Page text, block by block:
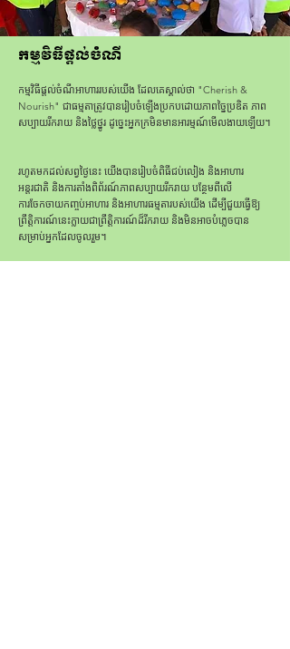
កម្មវិធីផ្តល់ចំណី
កម្មវិធីផ្តល់ចំណីអាហាររបស់យើង ដែលគេស្គាល់ថា "Cherish &
Nourish" ជាធម្មតាត្រូវបានរៀបចំឡើងប្រកបដោយភាពច្នៃប្រឌិត ភាព
សប្បាយរីករាយ និងថ្លៃថ្នូរ ដូច្នេះអ្នកក្រមិនមានអារម្មណ៍មើលងាយឡើយ។
រហូតមកដល់សព្វថ្ងៃនេះ យើងបានរៀបចំពិធីជប់លៀង និងអាហារ
អន្តរជាតិ និងការតាំងពិព័រណ៍ភាពសប្បាយរីក​រាយ បន្ថែមពីលើ
ការចែកចាយកញ្ចប់អាហារ និងអាហារធម្មតារបស់យើង ដើម្បីជួយធ្វើឱ្យ
ព្រឹត្តិការណ៍នេះក្លាយជាព្រឹត្តិការណ៍ដ៏រីករាយ និងមិនអាចបំភ្លេចបាន
សម្រាប់អ្នកដែលចូលរួម។ ​